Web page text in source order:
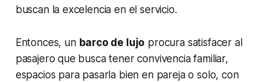
buscan la excelencia en el servicio.
Entonces, un barco de lujo procura satisfacer al
pasajero que busca tener convivencia familiar,
espacios para pasarla bien en pareja o solo, con